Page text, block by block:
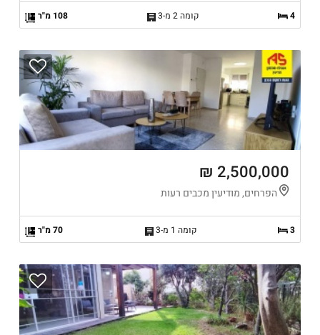
4 קומה 2 מ-3 108 מ"ר
2,500,000 ₪
הפרחים, מודיעין מכבים רעות
3 קומה 1 מ-3 70 מ"ר